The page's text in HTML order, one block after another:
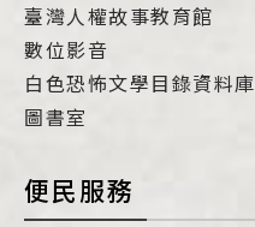
臺灣人權故事教育館
數位影音
白色恐怖文學目錄資料庫
圖書室
便民服務